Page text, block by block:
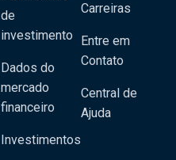
de
investimento
Dados do
mercado
financeiro
Investimentos
Carreiras
Entre em
Contato
Central de
Ajuda